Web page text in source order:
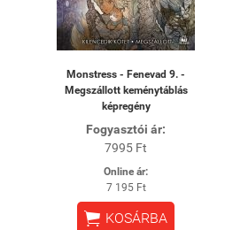
Monstress - Fenevad 9. -
Megszállott keménytáblás
képregény
Fogyasztói ár:
7995 Ft
Online ár:
7 195 Ft
 KOSÁRBA